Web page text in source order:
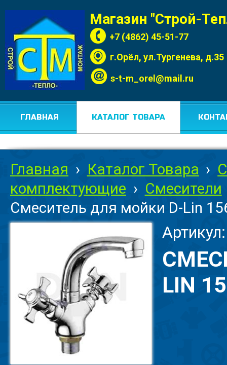
Магазин "Строй-
+7 (4862) 45-51-77
г.Орёл, ул.Тургенева, д.35
s-t-m_orel@mail.ru
ГЛАВНАЯ КАТАЛОГ ТОВАРА
Главная › Каталог Товара ›
комплектующие › Смесители
Смеситель для мойки D-Lin
LIN